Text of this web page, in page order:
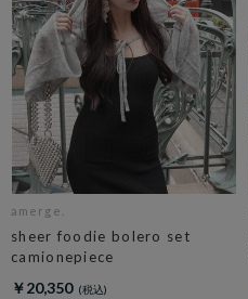
amerge.
sheer foodie bolero set
camionepiece
￥20,350